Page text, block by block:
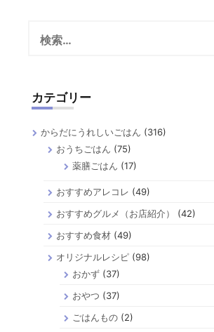
カテゴリー
からだにうれしいごはん (316)
おうちごはん (75)
薬膳ごはん (17)
おすすめアレコレ (49)
おすすめグルメ（お店紹介）
(42)
おすすめ食材 (49)
オリジナルレシピ (98)
おかず(37)
おやつ (37)
ごはんもの(2)